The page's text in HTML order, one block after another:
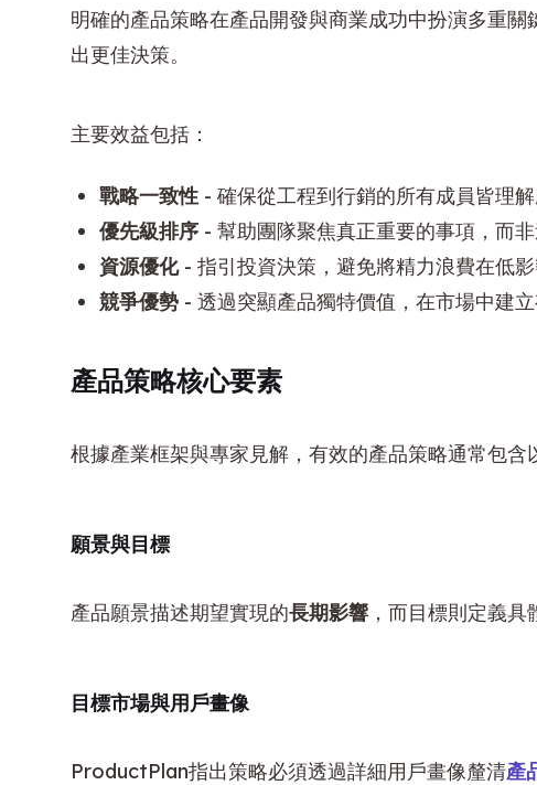
明確的產品策略在產品開發與商業成功中扮演多重
出更佳決策。
主要效益包括：
戰略一致性 - 確保從工程到行銷的所有成員皆理
優先級排序 - 幫助團隊聚焦真正重要的事項，而
資源優化- 指引投資決策，避免將精力浪費在低
競爭優勢 - 透過突顯產品獨特價值，在市場中建
產品策略核心要素
根據產業框架與專家見解，有效的產品策略通常包含
願景與目標
產品願景描述期望實現的長期影響 ，而目標則定義
目標市場與用戶畫像
ProductPlan指出策略必須透過詳細用戶畫像釐清產